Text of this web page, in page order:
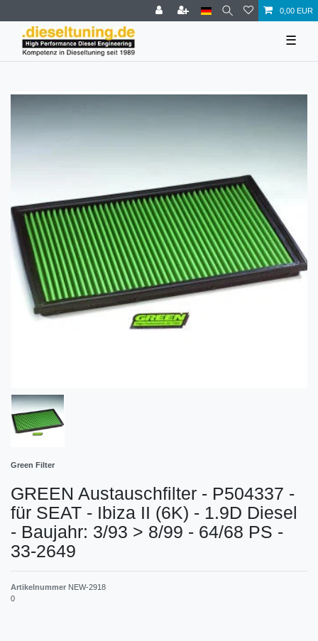
0,00 EUR
☰
Green Filter
GREEN Austauschfilter - P504337 -
für SEAT - Ibiza II (6K) - 1.9D Diesel
- Baujahr: 3/93 > 8/99 - 64/68 PS -
33-2649
Artikelnummer NEW-2918
0